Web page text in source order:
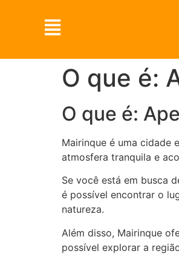
O que é:
O que é:
Mairinque é uma cidade
atmosfera tranquila e
Se você está em busca
é possível encontrar o
natureza.
Além disso, Mairinque
possível explorar a